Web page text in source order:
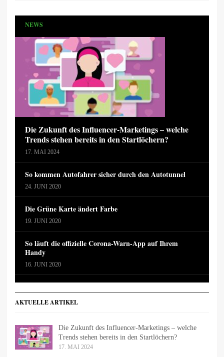
NEWS
Die Zukunft des Influencer-Marketings – welche
Trends stehen bereits in den Startlöchern?
17. MAI 2024
So kommen Autofahrer sicher durch den Autotunnel
24. JUNI 2020
Die Grüne Karte ändert Farbe
19. JUNI 2020
So läuft die offizielle Corona-Warn-App auf Ihrem
Handy
16. JUNI 2020
AKTUELLE ARTIKEL
Die Zukunft des Influencer-Marketings – welche
Trends stehen bereits in den Startlöchern?
17. MAI 2024